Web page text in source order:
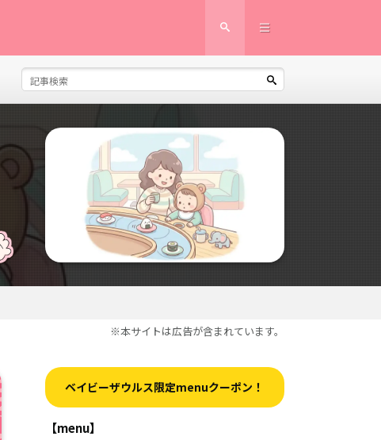
※本サイトは広告が含まれています。
ベイビーザウルス限定menuクーポン！
【menu】